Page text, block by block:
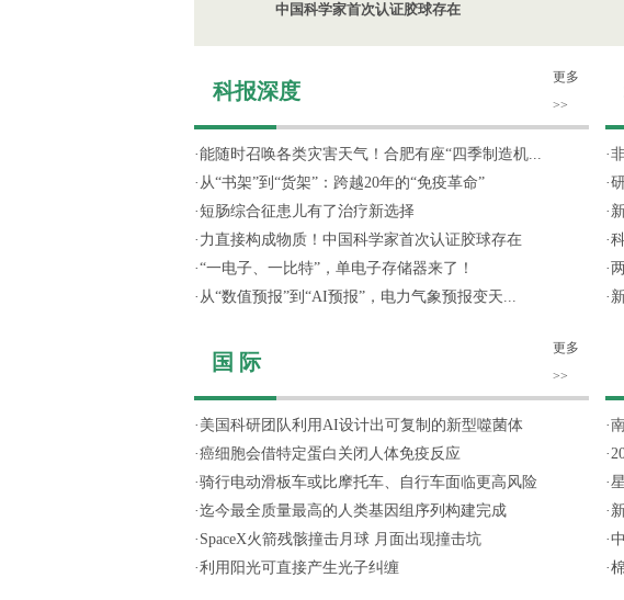
中国科学家首次认证胶球存在
科报深度
更多
>>
·能随时召唤各类灾害天气！合肥有座“四季制造机...
· 从“书架”到“货架”：跨越20年的“免疫革命”
· 短肠综合征患儿有了治疗新选择
· 力直接构成物质！中国科学家首次认证胶球存在
·“一电子、一比特”，单电子存储器来了！
· 从“数值预报”到“AI预报”，电力气象预报变天...
国 际
更多
>>
· 美国科研团队利用AI设计出可复制的新型噬菌体
·癌细胞会借特定蛋白关闭人体免疫反应
·骑行电动滑板车或比摩托车、自行车面临更高风险
·迄今最全质量最高的人类基因组序列构建完成
· SpaceX火箭残骸撞击月球 月面出现撞击坑
·利用阳光可直接产生光子纠缠
·
·
·
·
·
·
·
·
·
·
·
·